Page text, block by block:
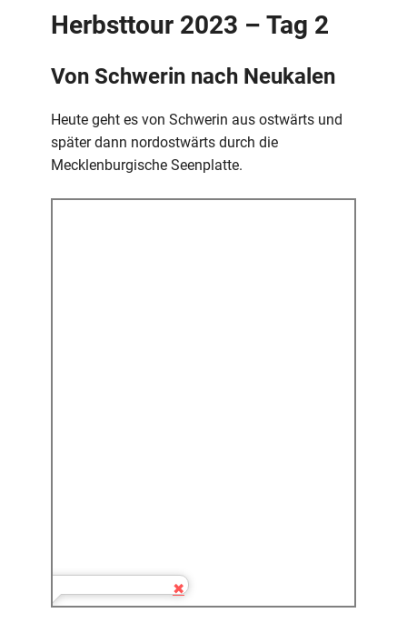
Herbsttour 2023 – Tag 2
Von Schwerin nach Neukalen
Heute geht es von Schwerin aus ostwärts und
später dann nordostwärts durch die
Mecklenburgische Seenplatte.